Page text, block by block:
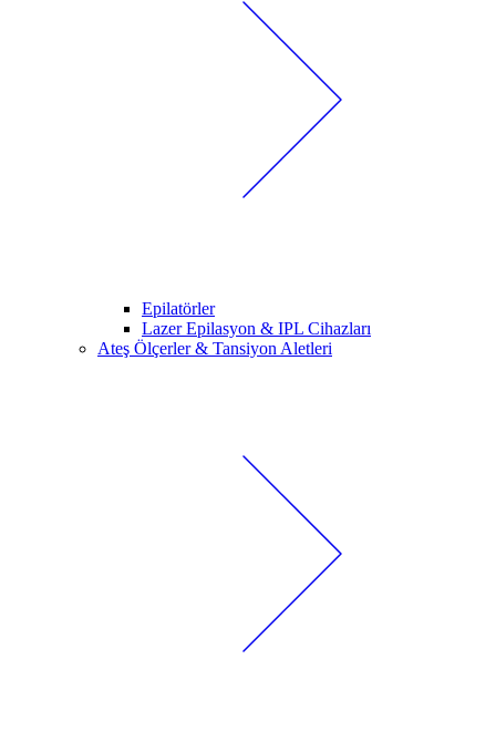
Epilatörler
Lazer Epilasyon & IPL Cihazları
Ateş Ölçerler & Tansiyon Aletleri